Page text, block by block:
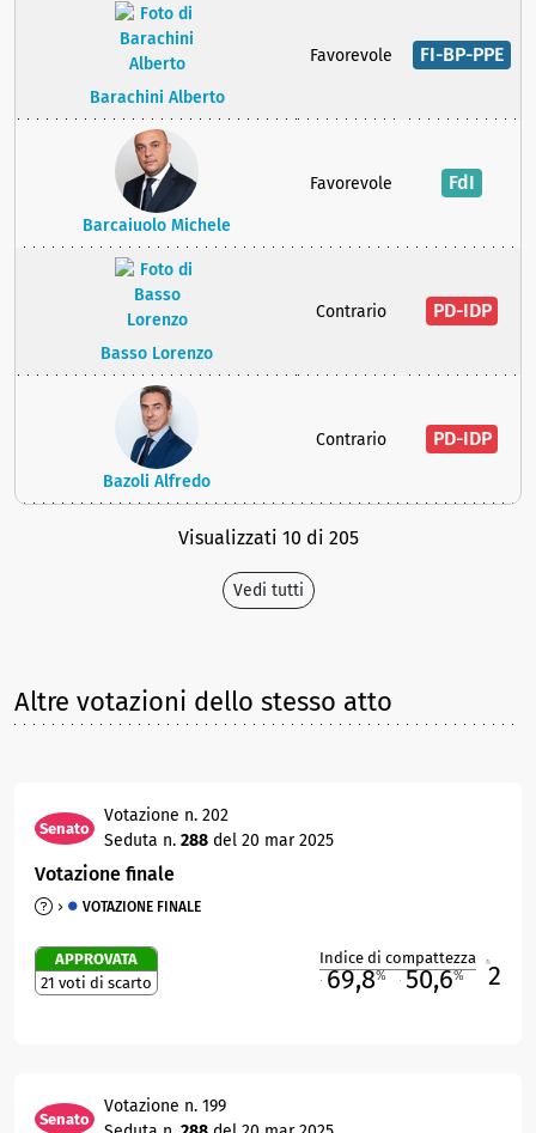
Barachini Alberto
Favorevole FI-BP-PPE
Barcaiuolo Michele
Favorevole FdI
Basso Lorenzo
Contrario PD-IDP
Bazoli Alfredo
Contrario PD-IDP
Visualizzati 10 di 205
Vedi tutti
Altre votazioni dello stesso atto
Senato
Votazione n. 202
Seduta n. 288 del 20 mar 2025
Votazione finale
VOTAZIONE FINALE
APPROVATA
21 voti di scarto
Indice di compattezza
69,8% 50,6% 2
Senato
Votazione n. 199